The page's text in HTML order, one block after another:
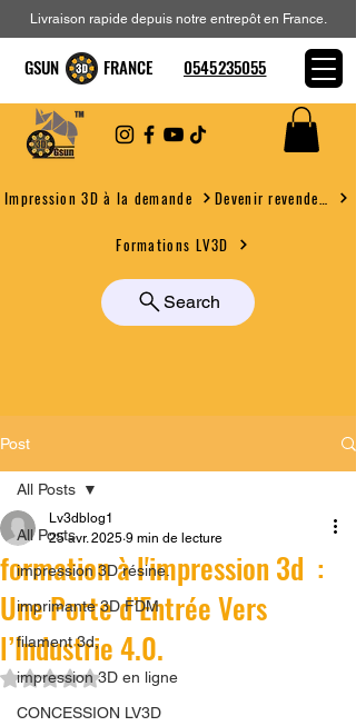
Impression 3D à la demande
Formations LV3D
Search
Livraison rapide depuis notre entrepôt en France.
GSUN FRANCE 0545235055
Post
All Posts
impression 3D résine.
imprimante 3D FDM
filament 3d,
impression 3D en ligne
CONCESSION LV3D
All Posts
formation à l'impression 3d :
Une Porte d’Entrée Vers
l’Industrie 4.0.
Lv3dblog1
25 avr. 2025 9 min de lecture
Noté NaN étoiles sur 5.